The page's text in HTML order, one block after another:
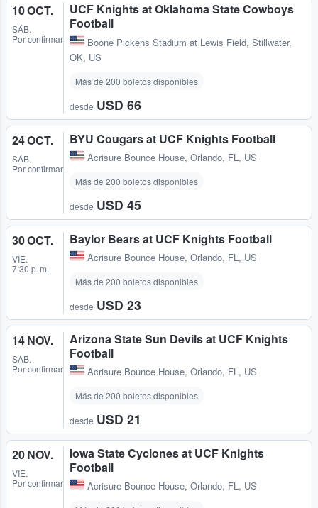
10 OCT.
SÁB.
Por confirmar
UCF Knights at Oklahoma State Cowboys
Football
Boone Pickens Stadium at Lewis Field, Stillwater,
OK, US
Más de 200 boletos disponibles
desde USD 66
24 OCT.
SÁB.
Por confirmar
BYU Cougars at UCF Knights Football
Acrisure Bounce House, Orlando, FL, US
Más de 200 boletos disponibles
desde USD 45
30 OCT.
VIE.
7:30 p. m.
Baylor Bears at UCF Knights Football
Acrisure Bounce House, Orlando, FL, US
Más de 200 boletos disponibles
desde USD 23
14 NOV.
SÁB.
Por confirmar
Arizona State Sun Devils at UCF Knights
Football
Acrisure Bounce House, Orlando, FL, US
Más de 200 boletos disponibles
desde USD 21
20 NOV.
VIE.
Por confirmar
Iowa State Cyclones at UCF Knights
Football
Acrisure Bounce House, Orlando, FL, US